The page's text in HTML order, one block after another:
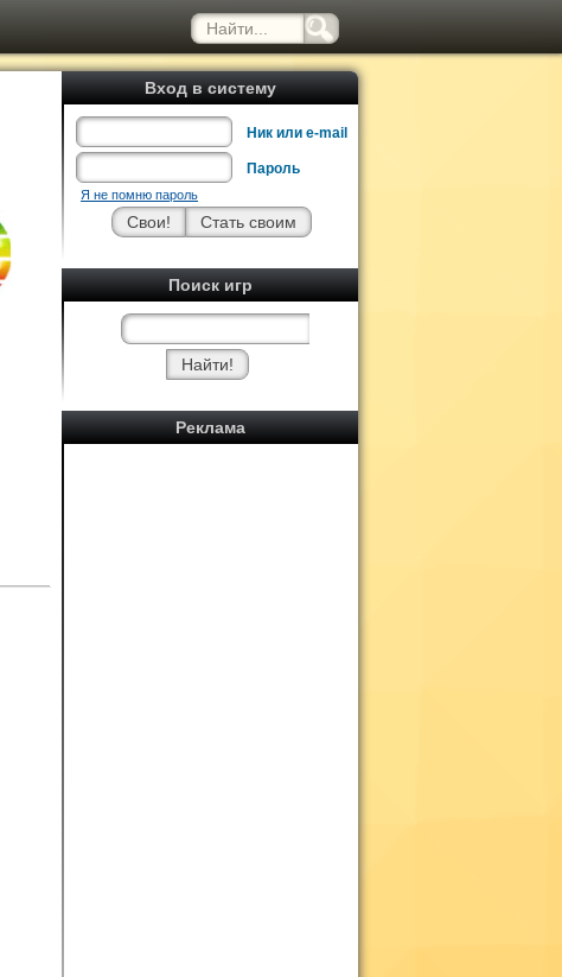
Вход в систему
Ник или e-mail
Пароль
Я не помню пароль
Поиск игр
Реклама